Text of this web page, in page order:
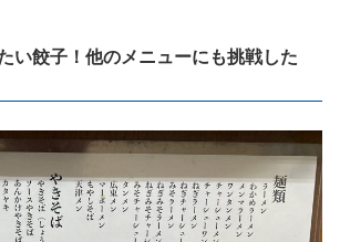
い餃子！他のメニューにも挑戦した